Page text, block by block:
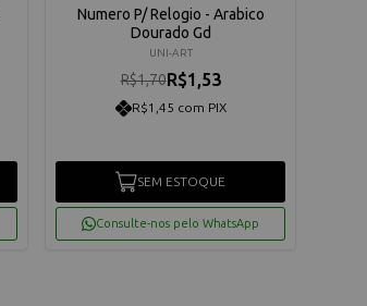
Numero P/ Relogio - Arabico
Dourado Gd
UNI-ART
R$1,70R$1,53
R$1,45 com PIX
SEM ESTOQUE
Consulte-nos pelo WhatsApp